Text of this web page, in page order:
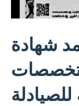
شهادة
للصيادلة